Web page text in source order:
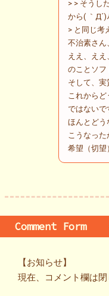
> > そうし
から( ｀Д´)
> と同じ考
不治素さ
ええ、え
のことソフ
そして、実
これから
ではないで
ほんとどう
こうなっ
希望（切望
Comment Form
【お知らせ】
現在、コメント欄は閉